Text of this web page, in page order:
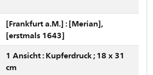
[Frankfurt a.M.] : [Merian],
[erstmals 1643]
1 Ansicht : Kupferdruck ; 18 x 31
cm